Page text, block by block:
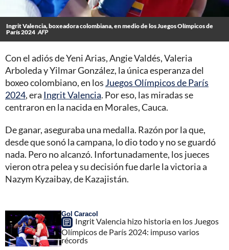
Ingrit Valencia, boxeadora colombiana, en medio de los Juegos Olímpicos de
París 2024 AFP
Con el adiós de Yeni Arias, Angie Valdés, Valeria
Arboleda y Yilmar González, la única esperanza del
boxeo colombiano, en los Juegos Olímpicos de París
2024, era Ingrit Valencia. Por eso, las miradas se
centraron en la nacida en Morales, Cauca.
De ganar, aseguraba una medalla. Razón por la que,
desde que sonó la campana, lo dio todo y no se guardó
nada. Pero no alcanzó. Infortunadamente, los jueces
vieron otra pelea y su decisión fue darle la victoria a
Nazym Kyzaibay, de Kazajistán.
Gol Caracol
Ingrit Valencia hizo historia en los Juegos
Olímpicos de París 2024: impuso varios
récords